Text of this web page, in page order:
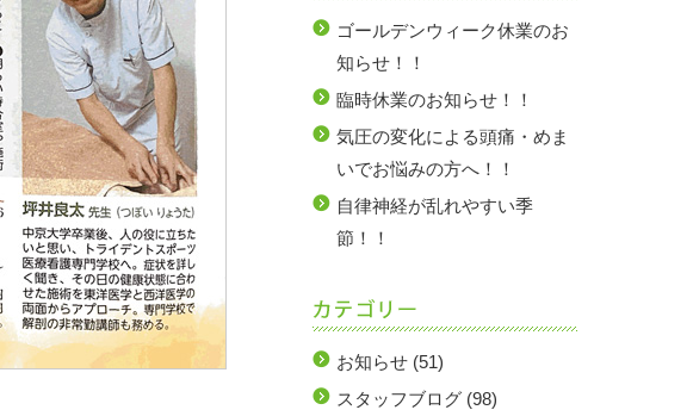
ゴールデンウィーク休業のお
知らせ！！
臨時休業のお知らせ！！
気圧の変化による頭痛・めま
いでお悩みの方へ！！
自律神経が乱れやすい季
節！！
お知らせ (51)
スタッフブログ (98)